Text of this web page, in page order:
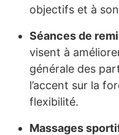
objectifs et à
Séances de
visent à
générale des
l’accent sur la
flexibilité.
Massages